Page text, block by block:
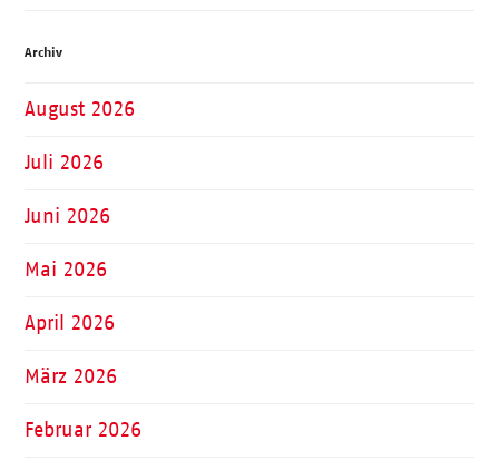
Archiv
August 2026
Juli 2026
Juni 2026
Mai 2026
April 2026
März 2026
Februar 2026